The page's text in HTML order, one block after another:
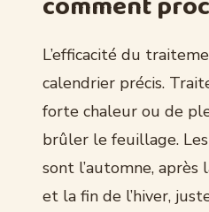
L’efficacité du
calendrier précis.
forte chaleur ou de
brûler le feuillage.
sont l’automne,
et la fin de l’hiver,